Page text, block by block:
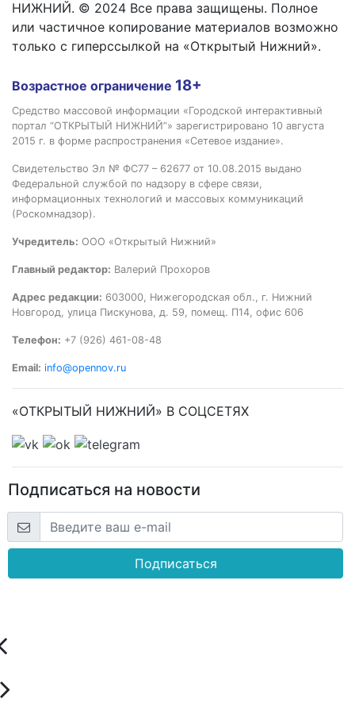
НИЖНИЙ. © 2024 Все права защищены. Полное
или частичное копирование материалов возможно
только с гиперссылкой на «Открытый Нижний».
Возрастное ограничение 18+
Средство массовой информации «Городской интерактивный
портал “ОТКРЫТЫЙ НИЖНИЙ”» зарегистрировано 10 августа
2015 г. в форме распространения «Сетевое издание».
Свидетельство Эл № ФС77 – 62677 от 10.08.2015 выдано
Федеральной службой по надзору в сфере связи,
информационных технологий и массовых коммуникаций
(Роскомнадзор).
Учредитель: ООО «Открытый Нижний»
Главный редактор: Валерий Прохоров
Адрес редакции: 603000, Нижегородская обл., г. Нижний
Новгород, улица Пискунова, д. 59, помещ. П14, офис 606
Телефон: +7 (926) 461-08-48
Email: info@opennov.ru
«ОТКРЫТЫЙ НИЖНИЙ» В СОЦСЕТЯХ
Подписаться на новости
Подписаться